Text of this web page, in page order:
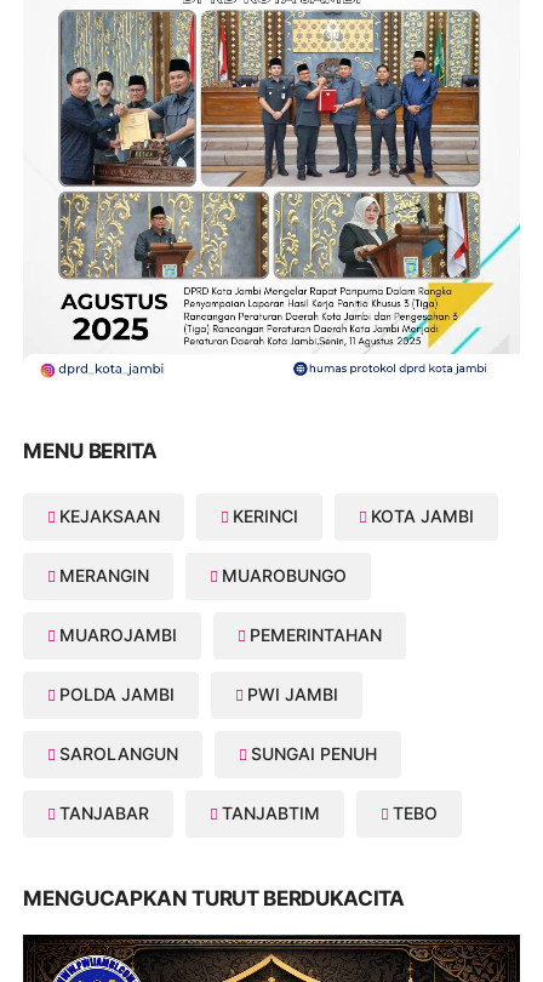
MENU BERITA
KEJAKSAAN KERINCI KOTA JAMBI
MERANGIN MUAROBUNGO
MUAROJAMBI PEMERINTAHAN
POLDA JAMBI PWI JAMBI
SAROLANGUN SUNGAI PENUH
TANJABAR TANJABTIM TEBO
MENGUCAPKAN TURUT BERDUKACITA